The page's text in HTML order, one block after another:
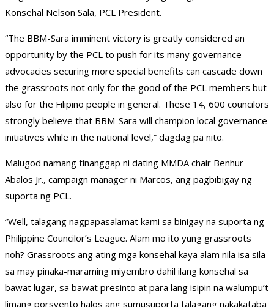
Konsehal Nelson Sala, PCL President.
“The BBM-Sara imminent victory is greatly considered an
opportunity by the PCL to push for its many governance
advocacies securing more special benefits can cascade down
the grassroots not only for the good of the PCL members but
also for the Filipino people in general. These 14, 600 councilors
strongly believe that BBM-Sara will champion local governance
initiatives while in the national level,” dagdag pa nito.
Malugod namang tinanggap ni dating MMDA chair Benhur
Abalos Jr., campaign manager ni Marcos, ang pagbibigay ng
suporta ng PCL.
“Well, talagang nagpapasalamat kami sa binigay na suporta ng
Philippine Councilor’s League. Alam mo ito yung grassroots
noh? Grassroots ang ating mga konsehal kaya alam nila isa sila
sa may pinaka-maraming miyembro dahil ilang konsehal sa
bawat lugar, sa bawat presinto at para lang isipin na walumpu’t
limang porsyento halos ang sumusuporta talagang nakakataba